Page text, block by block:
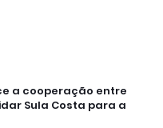
a cooperação entre
Sula Costa para a